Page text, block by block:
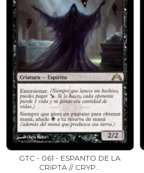
GTC - 061 - ESPANTO DE LA
CRIPTA // CRYP...